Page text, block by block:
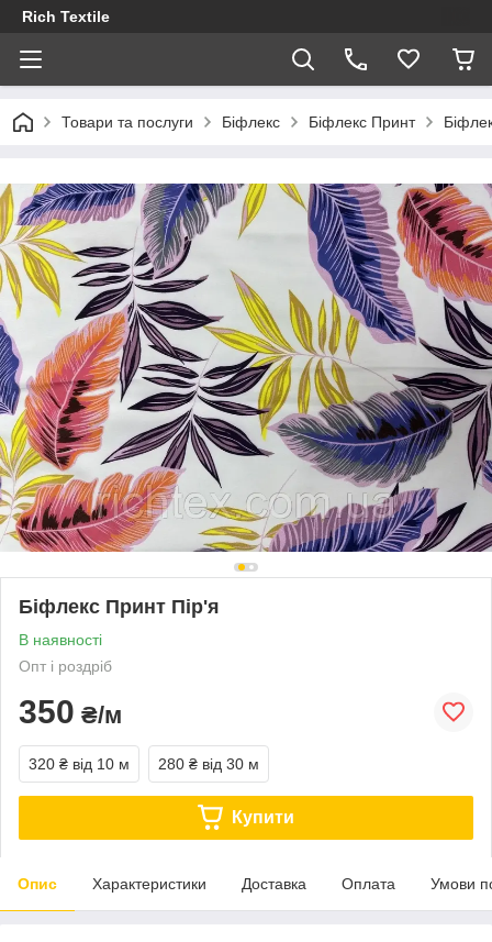
Rich Textile
Товари та послуги Біфлекс Біфлекс Принт
Біфлекс Принт Пір'я
В наявності
Опт і роздріб
350 ₴/м
320 ₴ від 10 м 280 ₴ від 30 м
Купити
Опис Характеристики Доставка Оплата Умови